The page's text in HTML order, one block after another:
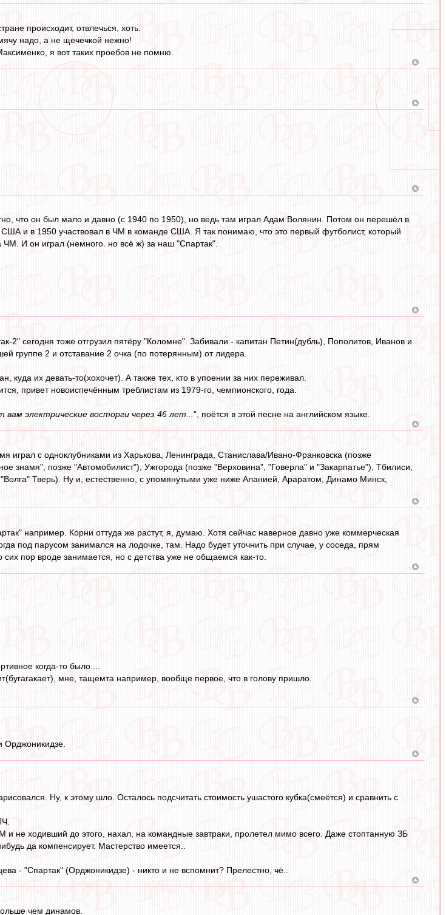
происходит, отвлечься, хоть.
надо, а не щечечкой нежно!
я вот таких проебов не помню.
что он был мало и давно (с 1940 по 1950), но ведь там играл Адам Волянин. Потом он перешёл в
США и в 1950 участвовал в ЧМ в команде США. Я так понимаю, что это первый футболист, который
И он играл (немного. но всё ж) за наш "Спартак".
сегодня тоже отгрузил пятёру "Коломне". Забивали - капитан Петин(дубль), Пополитов, Иванов и
группе 2 и отставание 2 очка (по потерянным) от лидера.
куда их девать-то(хохочет). А также тех, кто в упоении за них переживал.
привет новоиспечённым треблистам из 1979-го, чемпионского, года.
электрические восторги через 46 лет... ", поётся в этой песне на английском языке.
играл с одноклубниками из Харькова, Ленинграда, Станислава/Ивано-Франковска (позже
знамя", позже "Автомобилист"), Ужгорода (позже "Верховина", "Говерла" и "Закарпатье"), Тбилиси,
Тверь). Ну и, естественно, с упомянутыми уже ниже Аланией, Араратом, Динамо Минск,
например. Корни оттуда же растут, я, думаю. Хотя сейчас наверное давно уже коммерческая
под парусом занимался на лодочке, там. Надо будет уточнить при случае, у соседа, прям
пор вроде занимается, но с детства уже не общаемся как-то.
когда-то было....
мне, тащемта например, вообще первое, что в голову пришло.
Орджоникидзе.
Ну, к этому шло. Осталось подсчитать стоимость ушастого кубка(смеётся) и сравнить с
не ходивший до этого, нахал, на командные завтраки, пролетел мимо всего. Даже стоптанную ЗБ
да компенсирует. Мастерство имеется..
- "Спартак" (Орджоникидзе) - никто и не вспомнит? Прелестно, чё..
чем динамов.